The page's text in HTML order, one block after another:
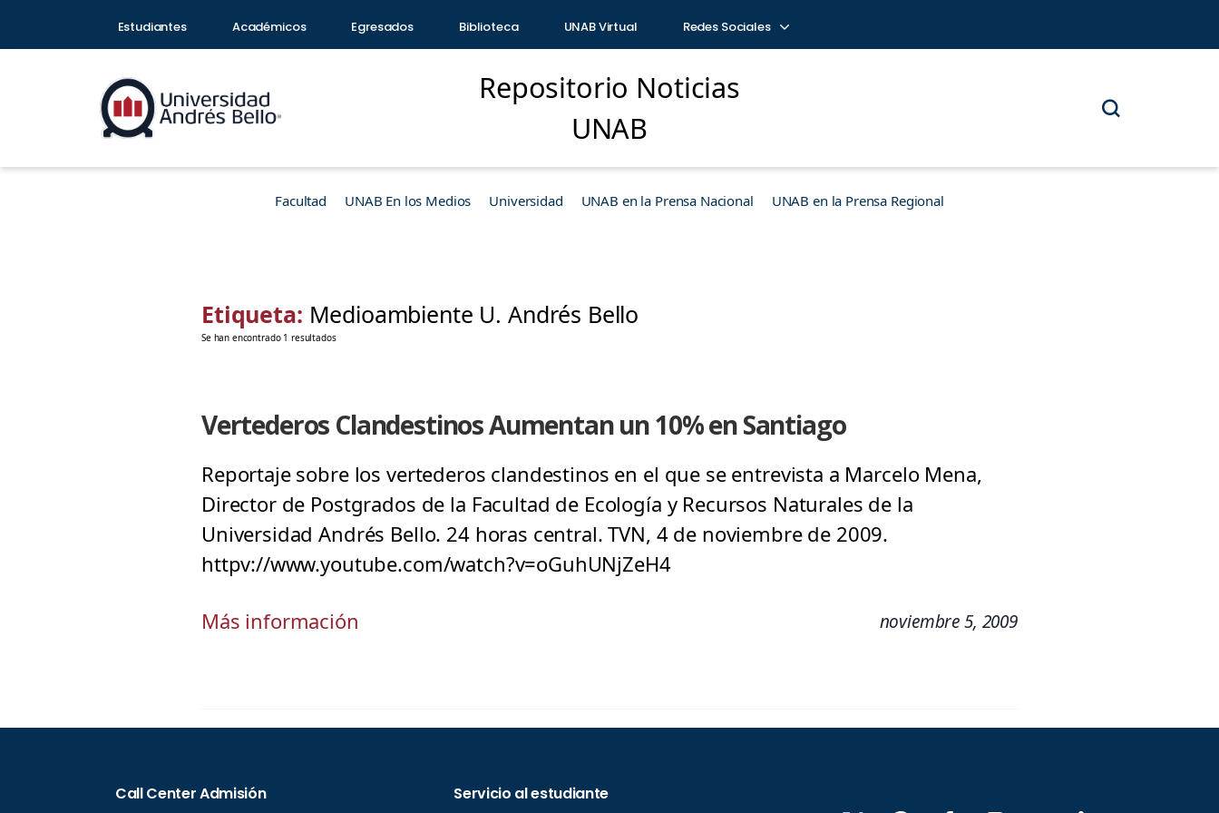
Estudiantes Académicos Egresados Biblioteca UNAB Virtual Redes Sociales
Repositorio Noticias
UNAB
Facultad UNAB En los Medios Universidad UNAB en la Prensa Nacional UNAB en la Prensa Regional
Etiqueta: Medioambiente U. Andrés Bello
Se han encontrado 1 resultados
Vertederos Clandestinos Aumentan un 10% en Santiago
Reportaje sobre los vertederos clandestinos en el que se entrevista a Marcelo Mena,
Director de Postgrados de la Facultad de Ecología y Recursos Naturales de la
Universidad Andrés Bello. 24 horas central. TVN, 4 de noviembre de 2009.
httpv://www.youtube.com/watch?v=oGuhUNjZeH4
Más información noviembre 5, 2009